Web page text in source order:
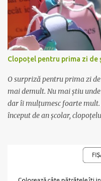
i
Clopoțel pentru prima zi de
O surpriză pentru prima zi
mai demult. Nu mai știu
dar îi mulțumesc foarte
început de an școlar,
bomboane ambalate (cel
”moț” la ambalaj), sfoară,
carton colorat, dintr-un